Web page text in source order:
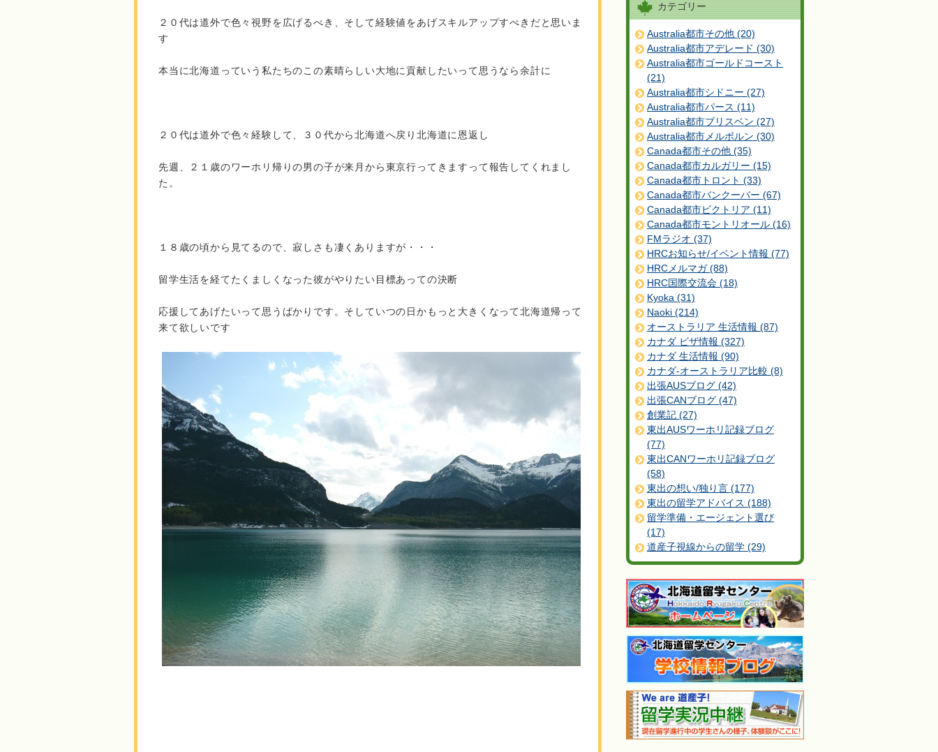
２０代は道外で色々視野を広げるべき、そして経験値をあげスキルアップすべきだと思いま
す
本当に北海道っていう私たちのこの素晴らしい大地に貢献したいって思うなら余計に
２０代は道外で色々経験して、３０代から北海道へ戻り北海道に恩返し
先週、２１歳のワーホリ帰りの男の子が来月から東京行ってきますって報告してくれまし
た。
１８歳の頃から見てるので、寂しさも凄くありますが・・・
留学生活を経てたくましくなった彼がやりたい目標あっての決断
応援してあげたいって思うばかりです。そしていつの日かもっと大きくなって北海道帰って
来て欲しいです
カテゴリー
Australia都市その他 (20)
Australia都市アデレード (30)
Australia都市ゴールドコースト
(21)
Australia都市シドニー (27)
Australia都市パース (11)
Australia都市ブリスベン (27)
Australia都市メルボルン (30)
Canada都市その他 (35)
Canada都市カルガリー (15)
Canada都市トロント (33)
Canada都市バンクーバー (67)
Canada都市ビクトリア (11)
Canada都市モントリオール (16)
FMラジオ (37)
HRCお知らせ/イベント情報 (77)
HRCメルマガ (88)
HRC国際交流会 (18)
Kyoka (31)
Naoki (214)
オーストラリア 生活情報 (87)
カナダ ビザ情報 (327)
カナダ 生活情報 (90)
カナダ-オーストラリア比較 (8)
出張AUSブログ (42)
出張CANブログ (47)
創業記 (27)
東出AUSワーホリ記録ブログ
(77)
東出CANワーホリ記録ブログ
(58)
東出の想い/独り言 (177)
東出の留学アドバイス (188)
留学準備・エージェント選び
(17)
道産子視線からの留学 (29)